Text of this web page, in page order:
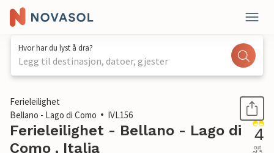
Hvor har du lyst å dra?
Legg til destinasjon, datoer, gjester
1 / 22
Ferieleilighet
Bellano - Lago di Como
IVL156
Ferieleilighet - Bellano - Lago di
Como , Italia
4
out